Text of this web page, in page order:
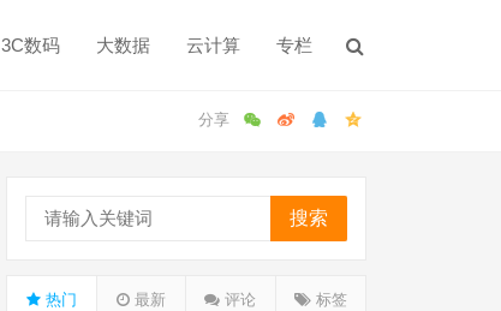
3C数码 大数据 云计算 专栏
搜索
热门 最新 评论 标签